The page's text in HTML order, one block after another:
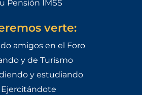
Pensión IMSS
verte:
amigos en el Foro
y de Turismo
y estudiando
Ejercitándote